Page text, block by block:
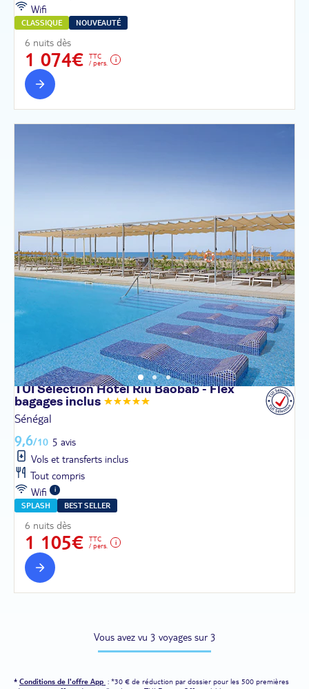
Wifi
CLASSIQUE NOUVEAUTÉ
6 nuits dès
1 074€
TTC
/ pers.
TUI Sélection Hôtel Riu Baobab - Flex
bagages inclus
Sénégal
9,6/10 5 avis
Vols et transferts inclus
Tout compris
Wifi
SPLASH BEST SELLER
6 nuits dès
1 105€
TTC
/ pers.
Vous avez vu 3 voyages sur 3
* Conditions de l'offre App : *30 € de réduction par dossier pour les 500 premières